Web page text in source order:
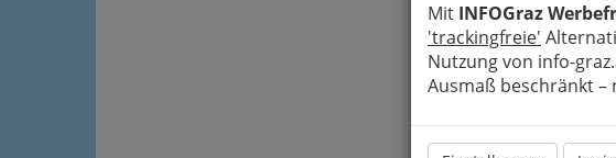
Mit INFOGraz
'trackingfreie'
Nutzung von info-
Ausmaß beschränkt –